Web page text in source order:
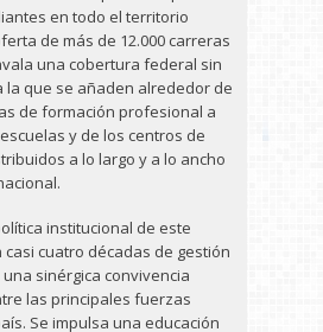
en todo el territorio
de más de 12.000 carreras
una cobertura federal sin
la que se añaden alrededor de
de formación profesional a
y de los centros de
a lo largo y a lo ancho
institucional de este
casi cuatro décadas de gestión
sinérgica convivencia
las principales fuerzas
Se impulsa una educación